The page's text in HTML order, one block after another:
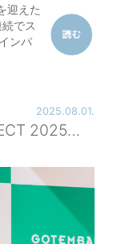
迎えた
でス
ンパ
2025.08.01.
2025
セミナーへ